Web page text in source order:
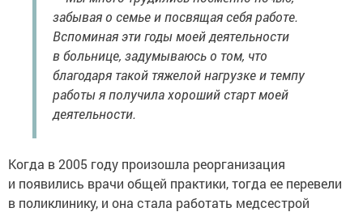
забывая о семье и посвящая себя работе.
Вспоминая эти годы моей деятельности
в больнице, задумываюсь о том, что
благодаря такой тяжелой нагрузке и темпу
работы я получила хороший старт моей
деятельности.
Когда в 2005 году произошла реорганизация
и появились врачи общей практики, тогда ее перевели
в поликлинику, и она стала работать медсестрой